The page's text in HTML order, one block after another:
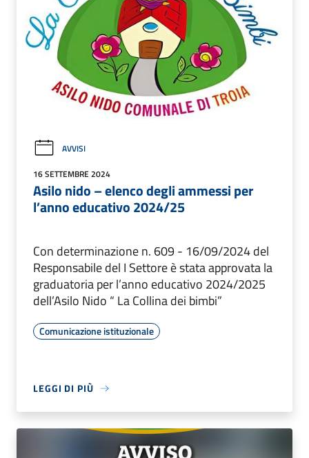
AVVISI
16 SETTEMBRE 2024
Asilo nido – elenco degli ammessi per
l’anno educativo 2024/25
Con determinazione n. 609 - 16/09/2024 del
Responsabile del I Settore è stata approvata la
graduatoria per l’anno educativo 2024/2025
dell’Asilo Nido “ La Collina dei bimbi”
Comunicazione istituzionale
LEGGI DI PIÙ